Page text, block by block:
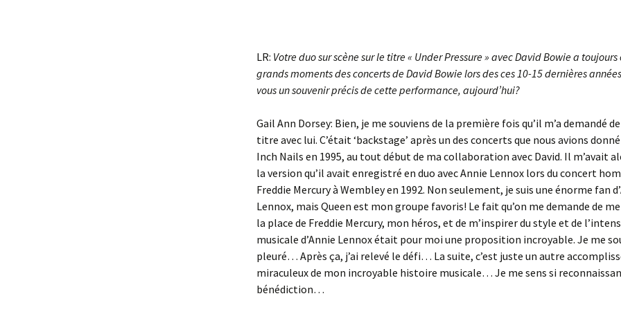
LR: Votre duo sur scène sur le titre « Under Pressure » avec David Bowie a toujours
grands moments des concerts de David Bowie lors des ces 10-15 dernières
vous un souvenir précis de cette performance, aujourd’hui?
Gail Ann Dorsey: Bien, je me souviens de la première fois qu’il m’a demandé
titre avec lui. C’était ‘backstage’ après un des concerts que nous avions
Inch Nails en 1995, au tout début de ma collaboration avec David. Il m’avait
la version qu’il avait enregistré en duo avec Annie Lennox lors du concert
Freddie Mercury à Wembley en 1992. Non seulement, je suis une énorme fan
Lennox, mais Queen est mon groupe favoris! Le fait qu’on me demande de
la place de Freddie Mercury, mon héros, et de m’inspirer du style et de
musicale d’Annie Lennox était pour moi une proposition incroyable. Je me
pleuré… Après ça, j’ai relevé le défi… La suite, c’est juste un autre
miraculeux de mon incroyable histoire musicale… Je me sens si
bénédiction…